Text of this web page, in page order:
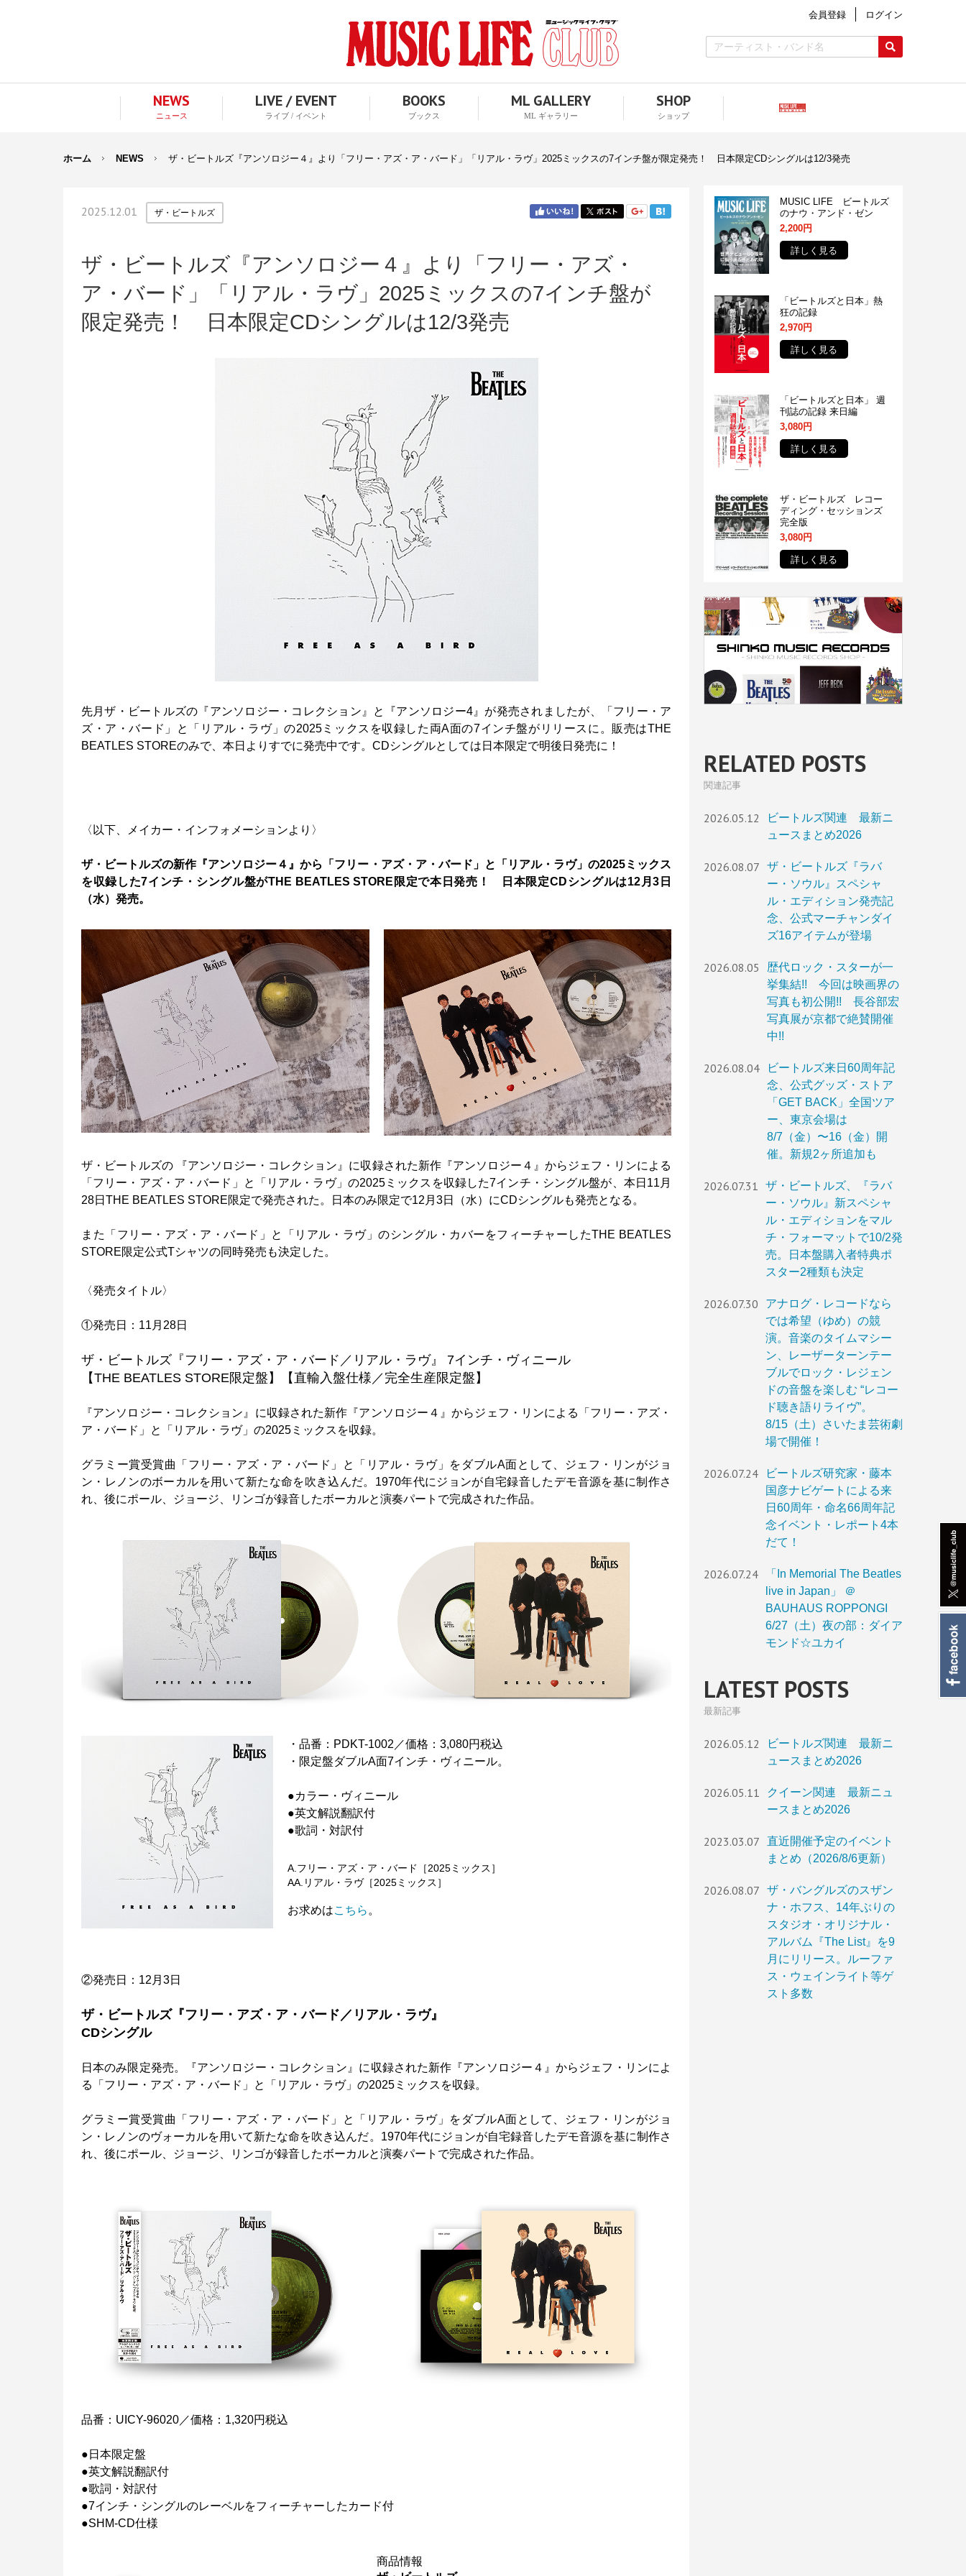
会員登録 ログイン
NEWS
ニュース
LIVE / EVENT
ライブ / イベント
BOOKS
ブックス
ML GALLERY
ML ギャラリー
SHOP
ショップ
ホーム NEWS ザ・ビートルズ『アンソロジー４』より「フリー・アズ・ア・バード」「リアル・ラヴ」2025ミックスの7インチ盤が限定発売！ 日本限定CDシングルは12/3発売
2025.12.01 ザ・ビートルズ
ザ・ビートルズ『アンソロジー４』より「フリー・アズ・
ア・バード」「リアル・ラヴ」2025ミックスの7インチ盤が
限定発売！ 日本限定CDシングルは12/3発売
先月ザ・ビートルズの『アンソロジー・コレクション』と『アンソロジー4』が発売されましたが、「フリー・ア
ズ・ア・バード」と「リアル・ラヴ」の2025ミックスを収録した両A面の7インチ盤がリリースに。販売はTHE
BEATLES STOREのみで、本日よりすでに発売中です。CDシングルとしては日本限定で明後日発売に！
〈以下、メイカー・インフォメーションより〉
ザ・ビートルズの新作『アンソロジー４』から「フリー・アズ・ア・バード」と「リアル・ラヴ」の2025ミックス
を収録した7インチ・シングル盤がTHE BEATLES STORE限定で本日発売！ 日本限定CDシングルは12月3日
（水）発売。
ザ・ビートルズの 『アンソロジー・コレクション』に収録された新作『アンソロジー４』からジェフ・リンによる
「フリー・アズ・ア・バード」と「リアル・ラヴ」の2025ミックスを収録した7インチ・シングル盤が、本日11月
28日THE BEATLES STORE限定で発売された。日本のみ限定で12月3日（水）にCDシングルも発売となる。
また「フリー・アズ・ア・バード」と「リアル・ラヴ」のシングル・カバーをフィーチャーしたTHE BEATLES
STORE限定公式Tシャツの同時発売も決定した。
〈発売タイトル〉
①発売日：11月28日
ザ・ビートルズ『フリー・アズ・ア・バード／リアル・ラヴ』 7インチ・ヴィニール
【THE BEATLES STORE限定盤】【直輸入盤仕様／完全生産限定盤】
『アンソロジー・コレクション』に収録された新作『アンソロジー４』からジェフ・リンによる「フリー・アズ・
ア・バード」と「リアル・ラヴ」の2025ミックスを収録。
グラミー賞受賞曲「フリー・アズ・ア・バード」と「リアル・ラヴ」をダブルA面として、ジェフ・リンがジョ
ン・レノンのボーカルを用いて新たな命を吹き込んだ。1970年代にジョンが自宅録音したデモ音源を基に制作さ
れ、後にポール、ジョージ、リンゴが録音したボーカルと演奏パートで完成された作品。
・品番：PDKT-1002／価格：3,080円税込
・限定盤ダブルA面7インチ・ヴィニール。
●カラー・ヴィニール
●英文解説翻訳付
●歌詞・対訳付
A.フリー・アズ・ア・バード［2025ミックス］
AA.リアル・ラヴ［2025ミックス］
お求めはこちら 。
②発売日：12月3日
ザ・ビートルズ『フリー・アズ・ア・バード／リアル・ラヴ』
CDシングル
日本のみ限定発売。『アンソロジー・コレクション』に収録された新作『アンソロジー４』からジェフ・リンによ
る「フリー・アズ・ア・バード」と「リアル・ラヴ」の2025ミックスを収録。
グラミー賞受賞曲「フリー・アズ・ア・バード」と「リアル・ラヴ」をダブルA面として、ジェフ・リンがジョ
ン・レノンのヴォーカルを用いて新たな命を吹き込んだ。1970年代にジョンが自宅録音したデモ音源を基に制作さ
れ、後にポール、ジョージ、リンゴが録音したボーカルと演奏パートで完成された作品。
品番：UICY-96020／価格：1,320円税込
●日本限定盤
●英文解説翻訳付
●歌詞・対訳付
●7インチ・シングルのレーベルをフィーチャーしたカード付
●SHM-CD仕様
商品情報
MUSIC LIFE ビートルズ
のナウ・アンド・ゼン
2,200円
詳しく見る
「ビートルズと日本」熱
狂の記録
2,970円
詳しく見る
「ビートルズと日本」 週
刊誌の記録 来日編
3,080円
詳しく見る
ザ・ビートルズ レコー
ディング・セッションズ
完全版
3,080円
詳しく見る
RELATED POSTS
関連記事
2026.05.12
ビートルズ関連 最新ニ
ュースまとめ2026
2026.08.07
ザ・ビートルズ『ラバ
ー・ソウル』スペシャ
ル・エディション発売記
念、公式マーチャンダイ
ズ16アイテムが登場
2026.08.05
歴代ロック・スターが一
挙集結!! 今回は映画界の
写真も初公開!! 長谷部宏
写真展が京都で絶賛開催
中!!
2026.08.04
ビートルズ来日60周年記
念、公式グッズ・ストア
「GET BACK」全国ツア
ー、東京会場は
8/7（金）〜16（金）開
催。新規2ヶ所追加も
2026.07.31
ザ・ビートルズ、『ラバ
ー・ソウル』新スペシャ
ル・エディションをマル
チ・フォーマットで10/2発
売。日本盤購入者特典ポ
スター2種類も決定
2026.07.30
アナログ・レコードなら
では希望（ゆめ）の競
演。音楽のタイムマシー
ン、レーザーターンテー
ブルでロック・レジェン
ドの音盤を楽しむ “レコー
ド聴き語りライヴ”。
8/15（土）さいたま芸術劇
場で開催！
2026.07.24
ビートルズ研究家・藤本
国彦ナビゲートによる来
日60周年・命名66周年記
念イベント・レポート4本
だて！
2026.07.24
「In Memorial The Beatles
live in Japan」 ＠
BAUHAUS ROPPONGI
6/27（土）夜の部：ダイア
モンド☆ユカイ
LATEST POSTS
最新記事
2026.05.12
ビートルズ関連 最新ニ
ュースまとめ2026
2026.05.11
クイーン関連 最新ニュ
ースまとめ2026
2023.03.07
直近開催予定のイベント
まとめ（2026/8/6更新）
2026.08.07
ザ・バングルズのスザン
ナ・ホフス、14年ぶりの
スタジオ・オリジナル・
アルバム『The List』を9
月にリリース。ルーファ
ス・ウェインライト等ゲ
スト多数